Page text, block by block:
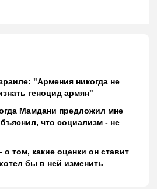
"Армения никогда не
геноцид армян"
Мамдани предложил мне
что социализм - не
том, какие оценки он ставит
бы в ней изменить